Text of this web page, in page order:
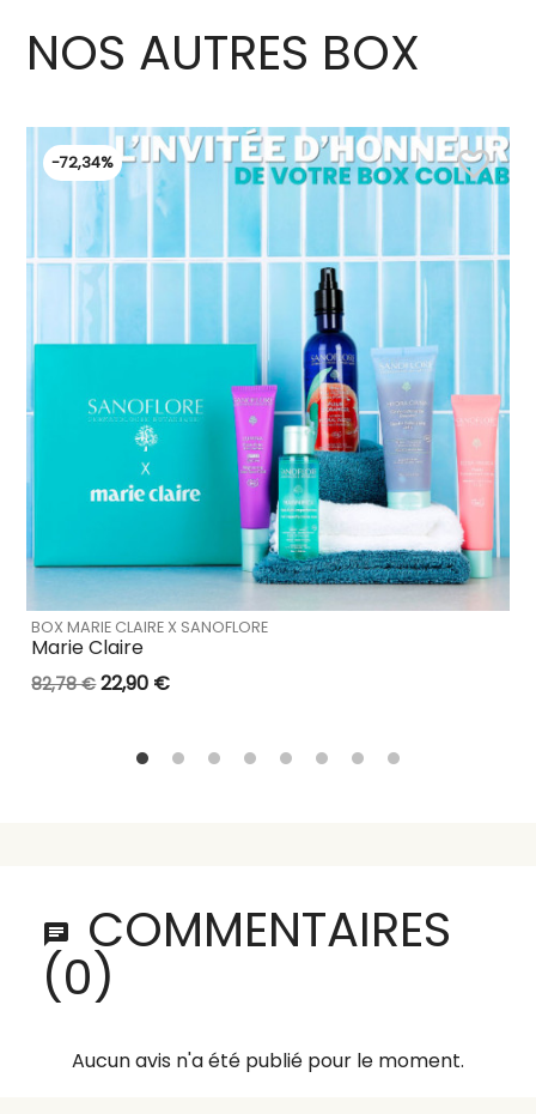
NOS AUTRES BOX
BOX MARIE CLAIRE X SANOFLORE
Marie Claire
82,78 € 22,90 €
-72,34% favorite_border
COMMENTAIRES
(0)
Aucun avis n'a été publié pour le moment.